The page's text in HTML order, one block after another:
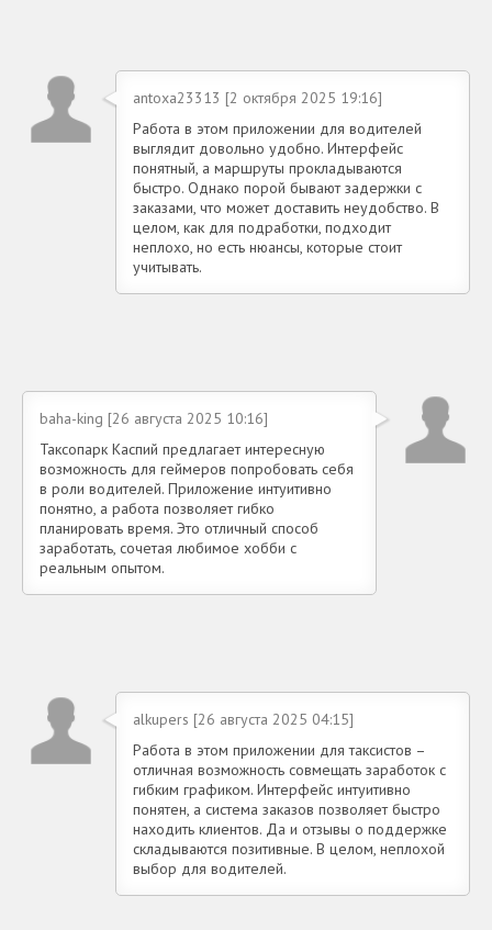
antoxa23313 [2 октября 2025 19:16]
Работа в этом приложении для водителей
выглядит довольно удобно. Интерфейс
понятный, а маршруты прокладываются
быстро. Однако порой бывают задержки с
заказами, что может доставить неудобство. В
целом, как для подработки, подходит
неплохо, но есть нюансы, которые стоит
учитывать.
baha-king [26 августа 2025 10:16]
Таксопарк Каспий предлагает интересную
возможность для геймеров попробовать себя
в роли водителей. Приложение интуитивно
понятно, а работа позволяет гибко
планировать время. Это отличный способ
заработать, сочетая любимое хобби с
реальным опытом.
alkupers [26 августа 2025 04:15]
Работа в этом приложении для таксистов –
отличная возможность совмещать заработок с
гибким графиком. Интерфейс интуитивно
понятен, а система заказов позволяет быстро
находить клиентов. Да и отзывы о поддержке
складываются позитивные. В целом, неплохой
выбор для водителей.